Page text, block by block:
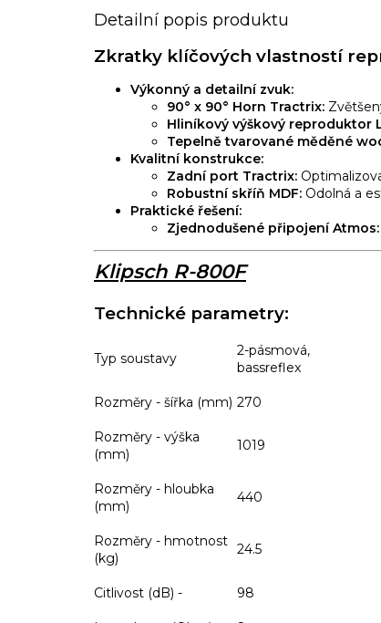
Detailní popis produktu
Zkratky klíčových vlastností
Výkonný a detailní zvuk:
90° x 90° Horn Tractrix:
Hliníkový výškový reproduktor
Tepelně tvarované měděné
Kvalitní konstrukce:
Zadní port Tractrix:
Robustní skříň MDF: Odolná a
Praktické řešení:
Zjednodušené připojení Atmos:
Klipsch R-800F
Technické parametry:
Typ soustavy
2-pásmová,
bassreflex
Rozměry - šířka (mm) 270
Rozměry - výška
(mm)
1019
Rozměry - hloubka
(mm)
440
Rozměry - hmotnost
(kg)
24.5
Citlivost (dB) - 98